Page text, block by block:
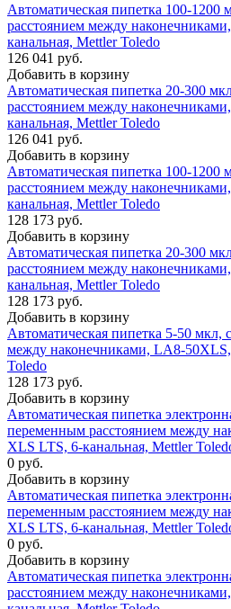
Автоматическая пипетка 100-1200
расстоянием между
канальная, Mettler Toledo
126 041 руб.
Добавить в корзину
Автоматическая пипетка 20-300
расстоянием между
канальная, Mettler Toledo
126 041 руб.
Добавить в корзину
Автоматическая пипетка 100-1200
расстоянием между
канальная, Mettler Toledo
128 173 руб.
Добавить в корзину
Автоматическая пипетка 20-300
расстоянием между
канальная, Mettler Toledo
128 173 руб.
Добавить в корзину
Автоматическая пипетка 5-50 мкл,
между наконечниками, LA8-50XLS,
Toledo
128 173 руб.
Добавить в корзину
Автоматическая пипетка
переменным расстоянием между
XLS LTS, 6-канальная, Mettler
0 руб.
Добавить в корзину
Автоматическая пипетка
переменным расстоянием между
XLS LTS, 6-канальная, Mettler
0 руб.
Добавить в корзину
Автоматическая пипетка
расстоянием между